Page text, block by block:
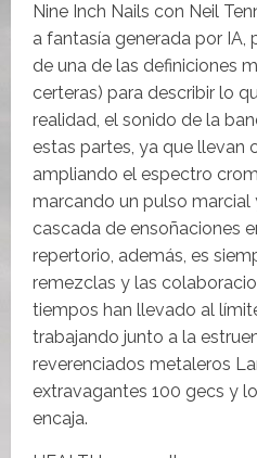
Nine Inch Nails con Neil
a fantasía generada por IA,
de una de las definiciones
certeras) para describir lo
realidad, el sonido de la
estas partes, ya que llevan
ampliando el espectro
marcando un pulso marcial
cascada de ensoñaciones
repertorio, además, es
remezclas y las
tiempos han llevado al
trabajando junto a la
reverenciados metaleros
extravagantes 100 gecs y
encaja.